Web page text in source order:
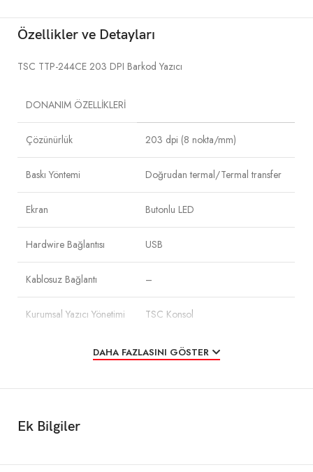
Özellikler ve Detayları
TSC TTP-244CE 203 DPI Barkod Yazıcı
DONANIM ÖZELLİKLERİ
Çözünürlük 203 dpi (8 nokta/mm)
Baskı Yöntemi Doğrudan termal/Termal transfer
Ekran Butonlu LED
Hardwire Bağlantısı USB
Kablosuz Bağlantı –
Kurumsal Yazıcı Yönetimi TSC Konsol
Masaüstü
Maks. Baskı Genişliği
DAHA FAZLASINI GÖSTER
Ek Bilgiler